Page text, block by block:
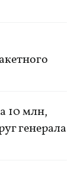
10 млн,
генерала